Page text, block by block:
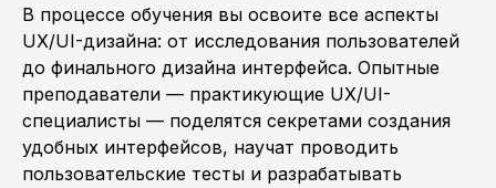
В процессе обучения вы освоите все аспекты
UX/UI-дизайна: от исследования пользователей
до финального дизайна интерфейса. Опытные
преподаватели — практикующие UX/UI-
специалисты — поделятся секретами создания
удобных интерфейсов, научат проводить
пользовательские тесты и разрабатывать